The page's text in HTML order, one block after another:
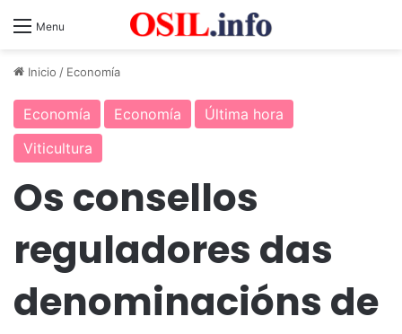
Menu
Inicio / Economía
Economía Economía
Última hora
Viticultura
Os consellos
reguladores das
denominacións de